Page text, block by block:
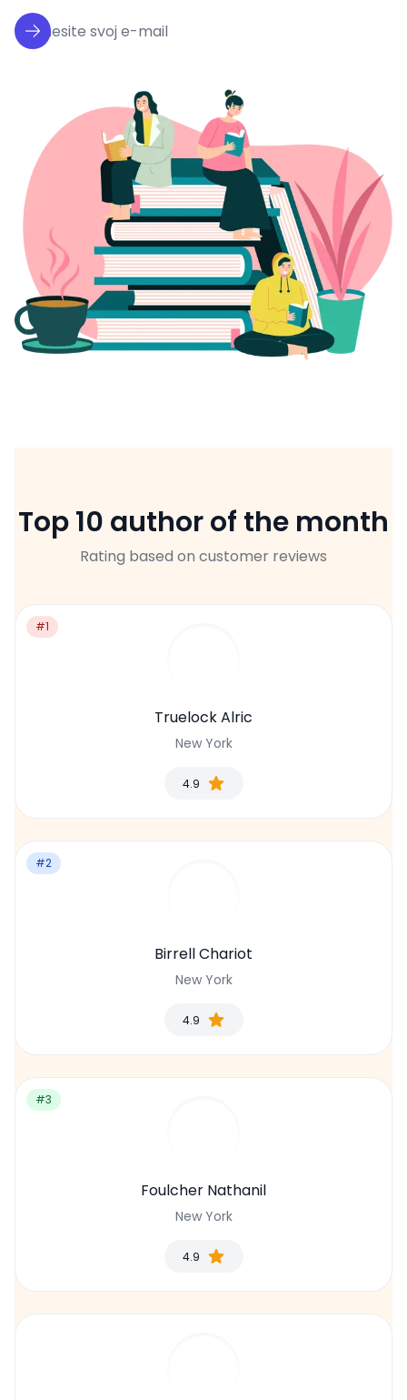
Top 10 author of the month
Rating based on customer reviews
#1
Truelock Alric
New York
4.9
#2
Birrell Chariot
New York
4.9
#3
Foulcher Nathanil
New York
4.9